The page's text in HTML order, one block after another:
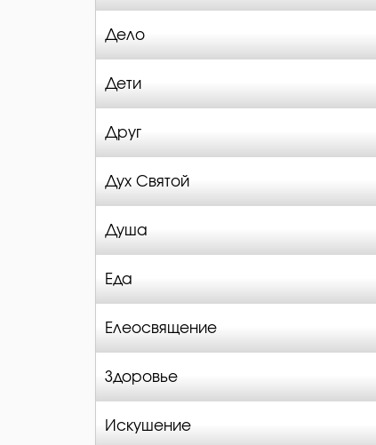
Дело
Дети
Друг
Дух Святой
Душа
Еда
Елеосвящение
Здоровье
Искушение